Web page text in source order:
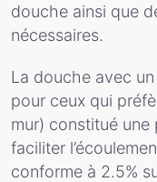
douche ainsi que
nécessaires.
La douche avec
pour ceux qui
mur) constitué
faciliter
conforme à 2.5%